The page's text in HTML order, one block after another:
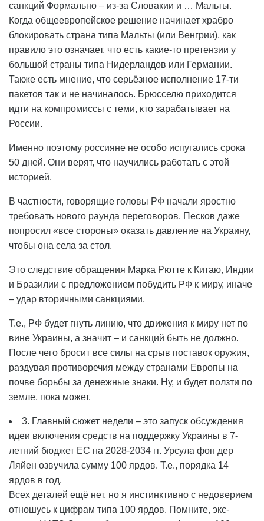
санкций Формально – из-за Словакии и … Мальты.
Когда общеевропейское решение начинает храбро
блокировать страна типа Мальты (или Венгрии), как
правило это означает, что есть какие-то претензии у
большой страны типа Нидерландов или Германии.
Также есть мнение, что серьёзное исполнение 17-ти
пакетов так и не начиналось. Брюсселю приходится
идти на компромиссы с теми, кто зарабатывает на
России.
Именно поэтому россияне не особо испугались срока
50 дней. Они верят, что научились работать с этой
историей.
В частности, говорящие головы РФ начали яростно
требовать нового раунда переговоров. Песков даже
попросил «все стороны» оказать давление на Украину,
чтобы она села за стол.
Это следствие обращения Марка Рютте к Китаю, Индии
и Бразилии с предложением побудить РФ к миру, иначе
– удар вторичными санкциями.
Т.е., РФ будет гнуть линию, что движения к миру нет по
вине Украины, а значит – и санкций быть не должно.
После чего бросит все силы на срыв поставок оружия,
раздувая противоречия между странами Европы на
почве борьбы за денежные знаки. Ну, и будет ползти по
земле, пока может.
3. Главный сюжет недели – это запуск обсуждения
идеи включения средств на поддержку Украины в 7-
летний бюджет ЕС на 2028-2034 гг. Урсула фон дер
Ляйен озвучила сумму 100 ярдов. Т.е., порядка 14
ярдов в год.
Всех деталей ещё нет, но я инстинктивно с недоверием
отношусь к цифрам типа 100 ярдов. Помните, экс-